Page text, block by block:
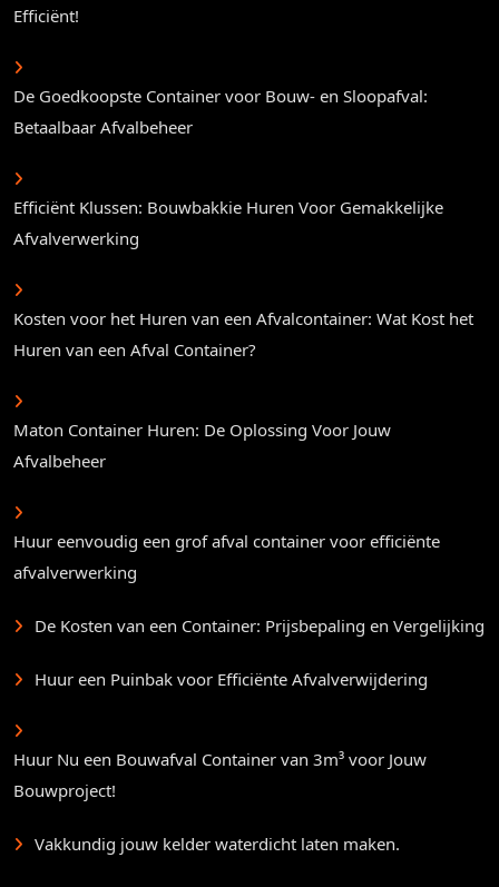
Efficiënt!
De Goedkoopste Container voor Bouw- en Sloopafval:
Betaalbaar Afvalbeheer
Efficiënt Klussen: Bouwbakkie Huren Voor Gemakkelijke
Afvalverwerking
Kosten voor het Huren van een Afvalcontainer: Wat Kost het
Huren van een Afval Container?
Maton Container Huren: De Oplossing Voor Jouw
Afvalbeheer
Huur eenvoudig een grof afval container voor efficiënte
afvalverwerking
De Kosten van een Container: Prijsbepaling en Vergelijking
Huur een Puinbak voor Efficiënte Afvalverwijdering
Huur Nu een Bouwafval Container van 3m³ voor Jouw
Bouwproject!
Vakkundig jouw kelder waterdicht laten maken.